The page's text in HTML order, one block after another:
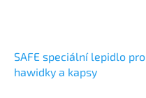
SAFE speciální lepidlo pro
hawidky a kapsy